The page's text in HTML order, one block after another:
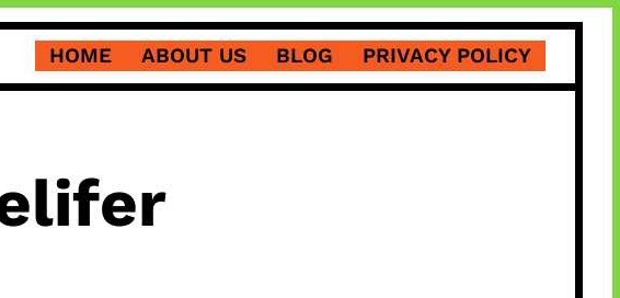
HOME ABOUT US BLOG PRIVACY POLICY